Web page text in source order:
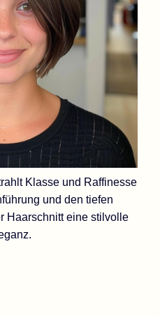
Klasse und Raffinesse
und den tiefen
Haarschnitt eine stilvolle